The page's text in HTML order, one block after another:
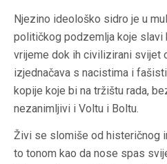
Njezino ideološko sidro je u
političkog podzemlja koje slavi
vrijeme dok ih civilizirani svijet
izjednačava s nacistima i
kopije koje bi na tržištu rada,
nezanimljivi i Voltu i Boltu.
Živi se slomiše od histeričnog
to tonom kao da nose spas